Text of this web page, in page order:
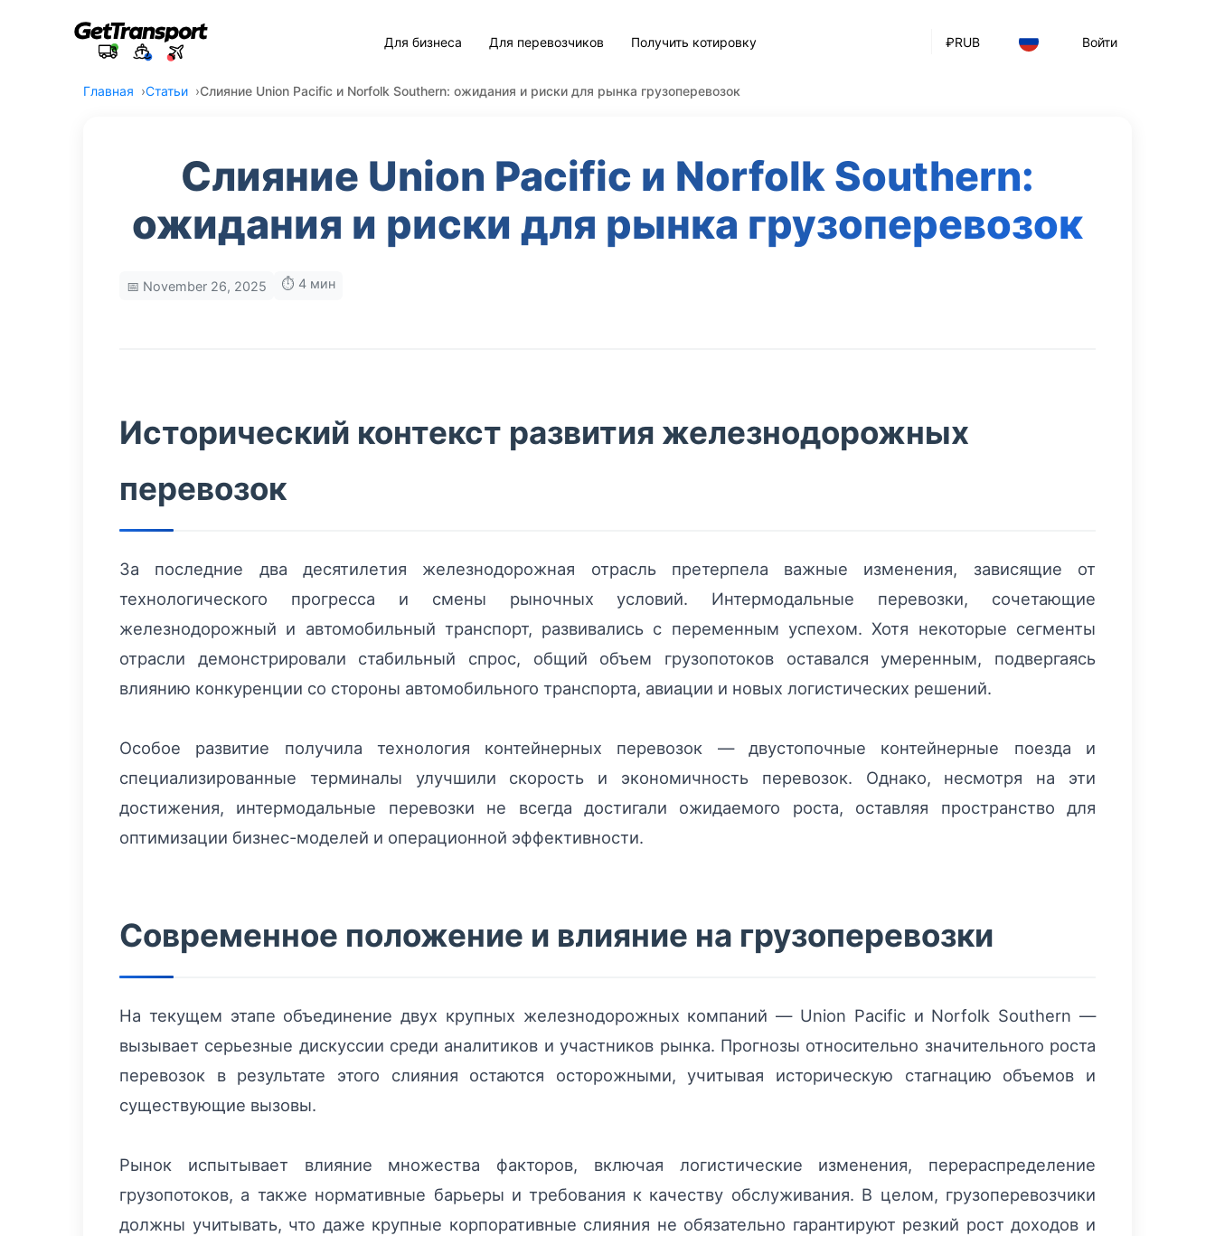
₽RUB Войти
Для бизнеса Для перевозчиков Получить котировку
Главная Статьи Слияние Union Pacific и Norfolk Southern: ожидания и риски для рынка грузоперевозок
Слияние Union Pacific и Norfolk Southern:
ожидания и риски для рынка грузоперевозок
📅 November 26, 2025 ⏱️ 4 мин
Исторический контекст развития железнодорожных
перевозок
За последние два десятилетия железнодорожная отрасль претерпела важные изменения, зависящие от
технологического прогресса и смены рыночных условий. Интермодальные перевозки, сочетающие
железнодорожный и автомобильный транспорт, развивались с переменным успехом. Хотя некоторые сегменты
отрасли демонстрировали стабильный спрос, общий объем грузопотоков оставался умеренным, подвергаясь
влиянию конкуренции со стороны автомобильного транспорта, авиации и новых логистических решений.
Особое развитие получила технология контейнерных перевозок — двустопочные контейнерные поезда и
специализированные терминалы улучшили скорость и экономичность перевозок. Однако, несмотря на эти
достижения, интермодальные перевозки не всегда достигали ожидаемого роста, оставляя пространство для
оптимизации бизнес-моделей и операционной эффективности.
Современное положение и влияние на грузоперевозки
На текущем этапе объединение двух крупных железнодорожных компаний — Union Pacific и Norfolk Southern —
вызывает серьезные дискуссии среди аналитиков и участников рынка. Прогнозы относительно значительного роста
перевозок в результате этого слияния остаются осторожными, учитывая историческую стагнацию объемов и
существующие вызовы.
Рынок испытывает влияние множества факторов, включая логистические изменения, перераспределение
грузопотоков, а также нормативные барьеры и требования к качеству обслуживания. В целом, грузоперевозчики
должны учитывать, что даже крупные корпоративные слияния не обязательно гарантируют резкий рост доходов и